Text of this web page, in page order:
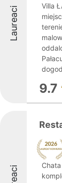
Laureaci
Villa
9.7